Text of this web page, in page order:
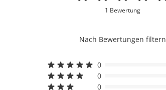
1 Bewertung
Nach Bewertungen filtern
0
0
0